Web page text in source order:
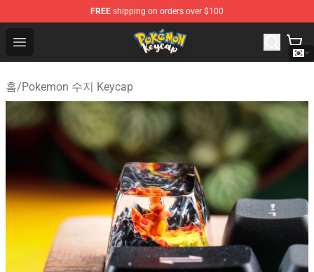
FREE shipping on orders over $100
Open menu
Pokemon Keycap Shop - The Best Store of Pokemon
홈/Pokemon 수지 Keycap